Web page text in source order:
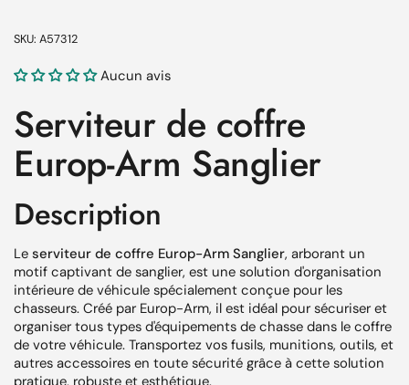
SKU: A57312
Aucun avis
Serviteur de coffre
Europ-Arm Sanglier
Description
Le serviteur de coffre Europ-Arm Sanglier, arborant un
motif captivant de sanglier, est une solution d'organisation
intérieure de véhicule spécialement conçue pour les
chasseurs. Créé par Europ-Arm, il est idéal pour sécuriser et
organiser tous types d'équipements de chasse dans le coffre
de votre véhicule. Transportez vos fusils, munitions, outils, et
autres accessoires en toute sécurité grâce à cette solution